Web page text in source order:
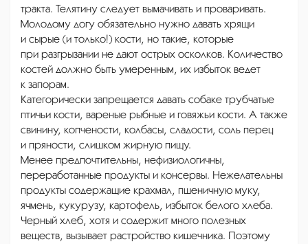
тракта. Телятину следует вымачивать и проваривать.
Молодому догу обязательно нужно давать хрящи
и сырые (и только!) кости, но такие, которые
при разгрызании не дают острых осколков. Количество
костей должно быть умеренным, их избыток ведет
к запорам.
Категорически запрещается давать собаке трубчатые
птичьи кости, вареные рыбные и говяжьи кости. А также
свинину, копчености, колбасы, сладости, соль перец
и пряности, слишком жирную пищу.
Менее предпочтительны, нефизиологичны,
переработанные продукты и консервы. Нежелательны
продукты содержащие крахмал, пшеничную муку,
ячмень, кукурузу, картофель, избыток белого хлеба.
Черный хлеб, хотя и содержит много полезных
веществ, вызывает растройство кишечника. Поэтому